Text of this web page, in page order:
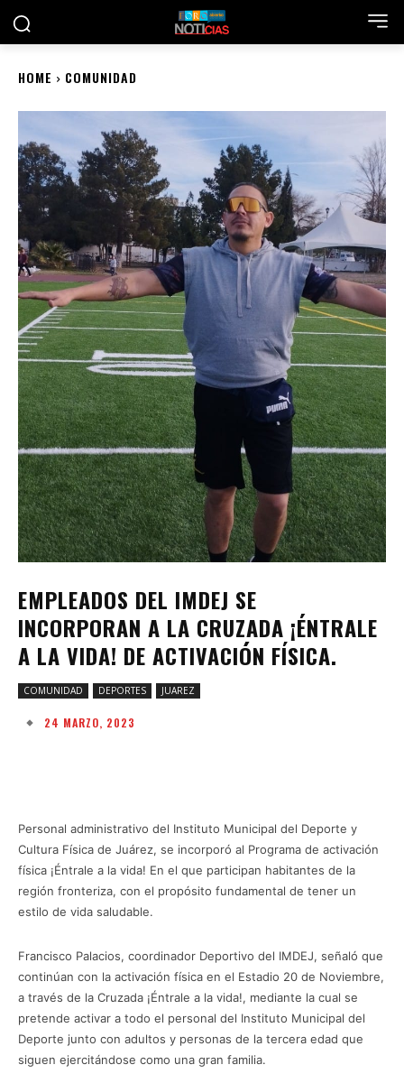
HOME COMUNIDAD
EMPLEADOS DEL IMDEJ SE
INCORPORAN A LA CRUZADA ¡ÉNTRALE
A LA VIDA! DE ACTIVACIÓN FÍSICA.
COMUNIDAD DEPORTES JUAREZ
24 MARZO, 2023
Personal administrativo del Instituto Municipal del Deporte y
Cultura Física de Juárez, se incorporó al Programa de activación
física ¡Éntrale a la vida! En el que participan habitantes de la
región fronteriza, con el propósito fundamental de tener un
estilo de vida saludable.
Francisco Palacios, coordinador Deportivo del IMDEJ, señaló que
continúan con la activación física en el Estadio 20 de Noviembre,
a través de la Cruzada ¡Éntrale a la vida!, mediante la cual se
pretende activar a todo el personal del Instituto Municipal del
Deporte junto con adultos y personas de la tercera edad que
siguen ejercitándose como una gran familia.